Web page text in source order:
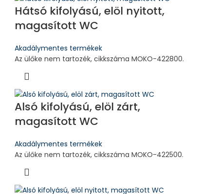
Hátsó kifolyású, elöl nyitott,
magasított WC
Akadálymentes termékek
Az ülőke nem tartozék, cikkszáma MOKO-422800.
Alsó kifolyású, elöl zárt,
magasított WC
Akadálymentes termékek
Az ülőke nem tartozék, cikkszáma MOKO-422500.